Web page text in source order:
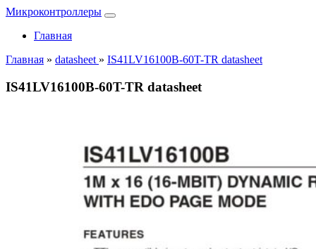
Микроконтроллеры
Главная
Главная » datasheet » IS41LV16100B-60T-TR datasheet
IS41LV16100B-60T-TR datasheet